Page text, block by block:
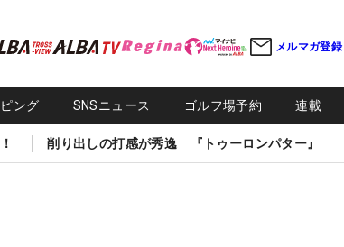
メルマガ登録
ング SNSニュース ゴルフ場予約 連載
削り出しの打感が秀逸 『トゥーロンパター』